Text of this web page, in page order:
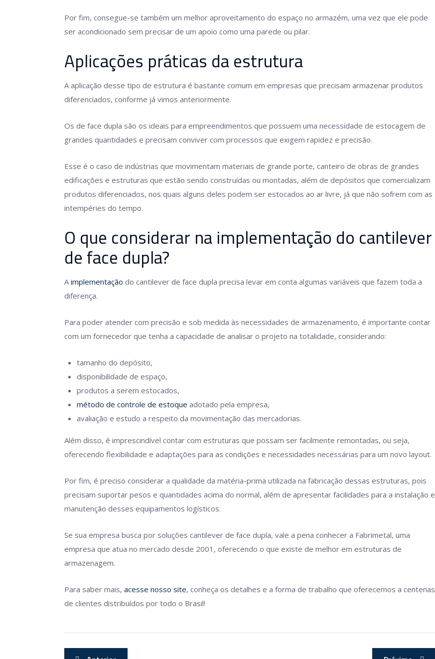
Por fim, consegue-se também um melhor aproveitamento do espaço no armazém, uma vez que ele pode
ser acondicionado sem precisar de um apoio como uma parede ou pilar.
Aplicações práticas da estrutura
A aplicação desse tipo de estrutura é bastante comum em empresas que precisam armazenar produtos
diferenciados, conforme já vimos anteriormente.
Os de face dupla são os ideais para empreendimentos que possuem uma necessidade de estocagem de
grandes quantidades e precisam conviver com processos que exigem rapidez e precisão.
Esse é o caso de indústrias que movimentam materiais de grande porte, canteiro de obras de grandes
edificações e estruturas que estão sendo construídas ou montadas, além de depósitos que comercializam
produtos diferenciados, nos quais alguns deles podem ser estocados ao ar livre, já que não sofrem com as
intempéries do tempo.
O que considerar na implementação do cantilever
de face dupla?
A implementação do cantilever de face dupla precisa levar em conta algumas variáveis que fazem toda a
diferença.
Para poder atender com precisão e sob medida às necessidades de armazenamento, é importante contar
com um fornecedor que tenha a capacidade de analisar o projeto na totalidade, considerando:
tamanho do depósito,
disponibilidade de espaço,
produtos a serem estocados,
método de controle de estoque adotado pela empresa,
avaliação e estudo a respeito da movimentação das mercadorias.
Além disso, é imprescindível contar com estruturas que possam ser facilmente remontadas, ou seja,
oferecendo flexibilidade e adaptações para as condições e necessidades necessárias para um novo layout.
Por fim, é preciso considerar a qualidade da matéria-prima utilizada na fabricação dessas estruturas, pois
precisam suportar pesos e quantidades acima do normal, além de apresentar facilidades para a instalação e
manutenção desses equipamentos logísticos.
Se sua empresa busca por soluções cantilever de face dupla, vale a pena conhecer a Fabrimetal, uma
empresa que atua no mercado desde 2001, oferecendo o que existe de melhor em estruturas de
armazenagem.
Para saber mais, acesse nosso site, conheça os detalhes e a forma de trabalho que oferecemos a centenas
de clientes distribuídos por todo o Brasil!